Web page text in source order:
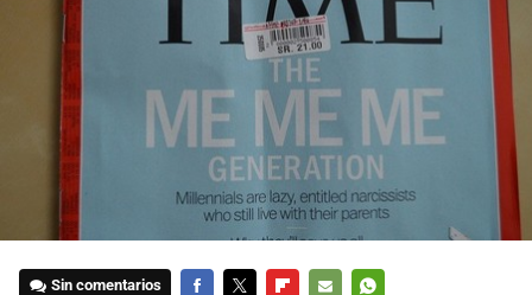
Sin comentarios